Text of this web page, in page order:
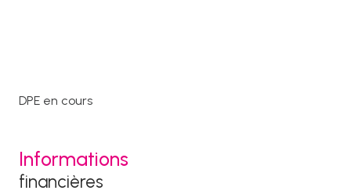
DPE en cours
Informations
financières